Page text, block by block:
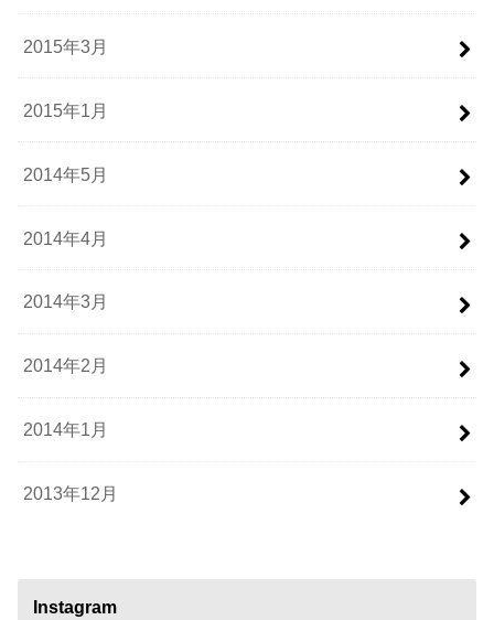
2015年3月
2015年1月
2014年5月
2014年4月
2014年3月
2014年2月
2014年1月
2013年12月
Instagram